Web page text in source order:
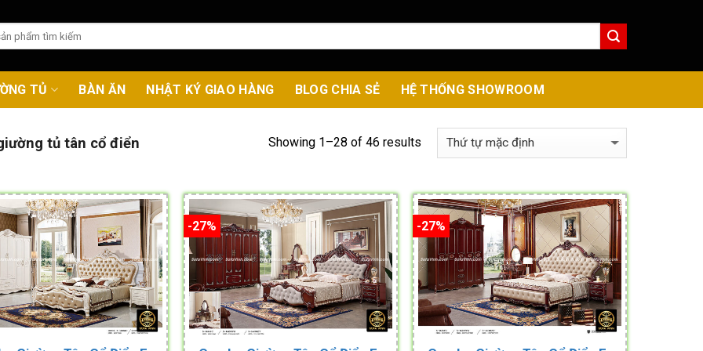
TỦ BÀN ĂN NHẬT KÝ GIAO HÀNG BLOG CHIA SẺ HỆ THỐNG SHOWROOM
tủ tân cổ điển Showing 1–28 of 46 results
-27% -27%